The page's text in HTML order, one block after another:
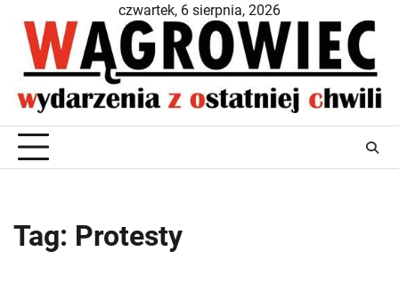
content
czwartek, 6 sierpnia, 2026
Tag: Protesty